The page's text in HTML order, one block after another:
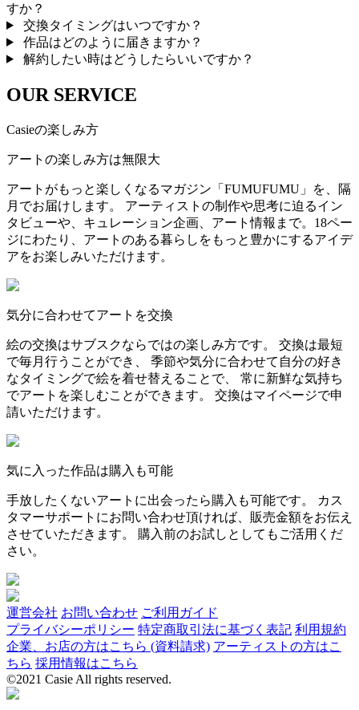
すか？
交換タイミングはいつですか？
作品はどのように届きますか？
解約したい時はどうしたらいいですか？
OUR SERVICE
Casieの楽しみ方
アートの楽しみ方は無限大
アートがもっと楽しくなるマガジン「FUMUFUMU」を、隔
月でお届けします。 アーティストの制作や思考に迫るイン
タビューや、キュレーション企画、アート情報まで。18ペー
ジにわたり、アートのある暮らしをもっと豊かにするアイデ
アをお楽しみいただけます。
気分に合わせてアートを交換
絵の交換はサブスクならではの楽しみ方です。 交換は最短
で毎月行うことができ、 季節や気分に合わせて自分の好き
なタイミングで絵を着せ替えることで、 常に新鮮な気持ち
でアートを楽しむことができます。 交換はマイページで申
請いただけます。
気に入った作品は購入も可能
手放したくないアートに出会ったら購入も可能です。 カス
タマーサポートにお問い合わせ頂ければ、販売金額をお伝え
させていただきます。 購入前のお試しとしてもご活用くだ
さい。
運営会社 お問い合わせ ご利用ガイド
プライバシーポリシー 特定商取引法に基づく表記 利用規約
企業、お店の方はこちら (資料請求) アーティストの方はこ
ちら 採用情報はこちら
©2021 Casie All rights reserved.